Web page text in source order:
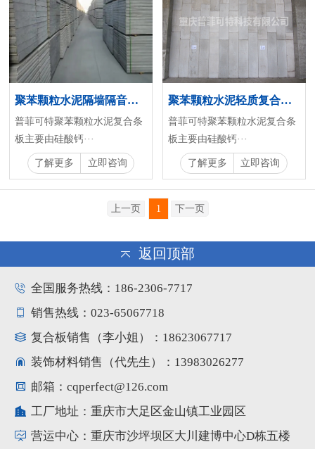
聚苯颗粒水泥隔墙隔音条板
普菲可特聚苯颗粒水泥复合条
板主要由硅酸钙···
了解更多 立即咨询
聚苯颗粒水泥轻质复合条板
普菲可特聚苯颗粒水泥复合条
板主要由硅酸钙···
了解更多 立即咨询
上一页 1 下一页
返回顶部
全国服务热线：186-2306-7717
销售热线：023-65067718
复合板销售（李小姐）：18623067717
装饰材料销售（代先生）：13983026277
邮箱：cqperfect@126.com
工厂地址：重庆市大足区金山镇工业园区
营运中心：重庆市沙坪坝区大川建博中心D栋五楼